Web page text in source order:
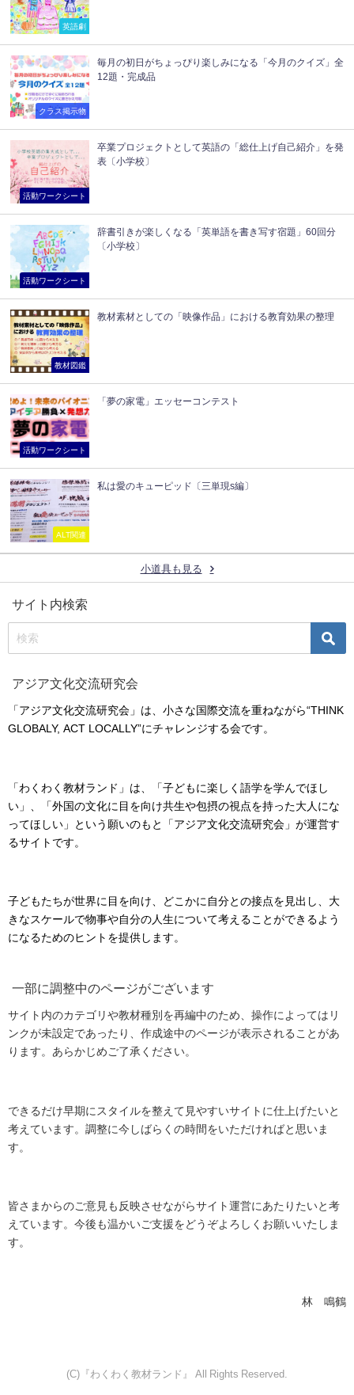
英語劇
クラス掲示物
毎月の初日がちょっぴり楽しみになる「今月のクイズ」全
12題・完成品
活動ワークシート
卒業プロジェクトとして英語の「総仕上げ自己紹介」を発
表〔小学校〕
活動ワークシート
辞書引きが楽しくなる「英単語を書き写す宿題」60回分
〔小学校〕
教材図鑑
教材素材としての「映像作品」における教育効果の整理
活動ワークシート
「夢の家電」エッセーコンテスト
ALT関連
私は愛のキューピッド〔三単現s編〕
小道具も見る
サイト内検索
アジア文化交流研究会
「アジア文化交流研究会」は、小さな国際交流を重ねながら“THINK
GLOBALY, ACT LOCALLY”にチャレンジする会です。
「わくわく教材ランド」は、「子どもに楽しく語学を学んでほし
い」、「外国の文化に目を向け共生や包摂の視点を持った大人にな
ってほしい」という願いのもと「アジア文化交流研究会」が運営す
るサイトです。
子どもたちが世界に目を向け、どこかに自分との接点を見出し、大
きなスケールで物事や自分の人生について考えることができるよう
になるためのヒントを提供します。
一部に調整中のページがございます
サイト内のカテゴリや教材種別を再編中のため、操作によってはリ
ンクが未設定であったり、作成途中のページが表示されることがあ
ります。あらかじめご了承ください。
できるだけ早期にスタイルを整えて見やすいサイトに仕上げたいと
考えています。調整に今しばらくの時間をいただければと思いま
す。
皆さまからのご意見も反映させながらサイト運営にあたりたいと考
えています。今後も温かいご支援をどうぞよろしくお願いいたしま
す。
林 鳴鶴
(C)『わくわく教材ランド』 All Rights Reserved.